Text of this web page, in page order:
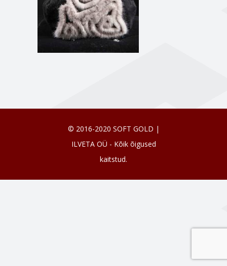
© 2016-2020 SOFT GOLD |
ILVETA OÜ - Kõik õigused
kaitstud.